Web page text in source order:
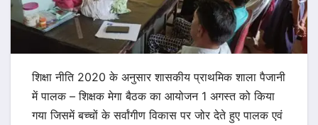
शिक्षा नीति 2020 के अनुसार शासकीय प्राथमिक शाला पैजानी
में पालक – शिक्षक मेगा बैठक का आयोजन 1 अगस्त को किया
गया जिसमें बच्चों के सर्वांगीण विकास पर जोर देते हुए पालक एवं